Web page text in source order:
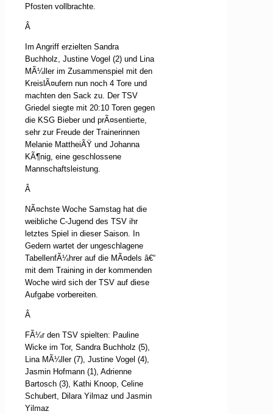
Pfosten vollbrachte.
Â
Im Angriff erzielten Sandra
Buchholz, Justine Vogel (2) und Lina
MÃ¼ller im Zusammenspiel mit den
KreislÃ¤ufern nun noch 4 Tore und
machten den Sack zu. Der TSV
Griedel siegte mit 20:10 Toren gegen
die KSG Bieber und prÃ¤sentierte,
sehr zur Freude der Trainerinnen
Melanie MattheiÃŸ und Johanna
KÃ¶nig, eine geschlossene
Mannschaftsleistung.
Â
NÃ¤chste Woche Samstag hat die
weibliche C-Jugend des TSV ihr
letztes Spiel in dieser Saison. In
Gedern wartet der ungeschlagene
TabellenfÃ¼hrer auf die MÃ¤dels â€“
mit dem Training in der kommenden
Woche wird sich der TSV auf diese
Aufgabe vorbereiten.
Â
FÃ¼r den TSV spielten: Pauline
Wicke im Tor, Sandra Buchholz (5),
Lina MÃ¼ller (7), Justine Vogel (4),
Jasmin Hofmann (1), Adrienne
Bartosch (3), Kathi Knoop, Celine
Schubert, Dilara Yilmaz und Jasmin
Yilmaz